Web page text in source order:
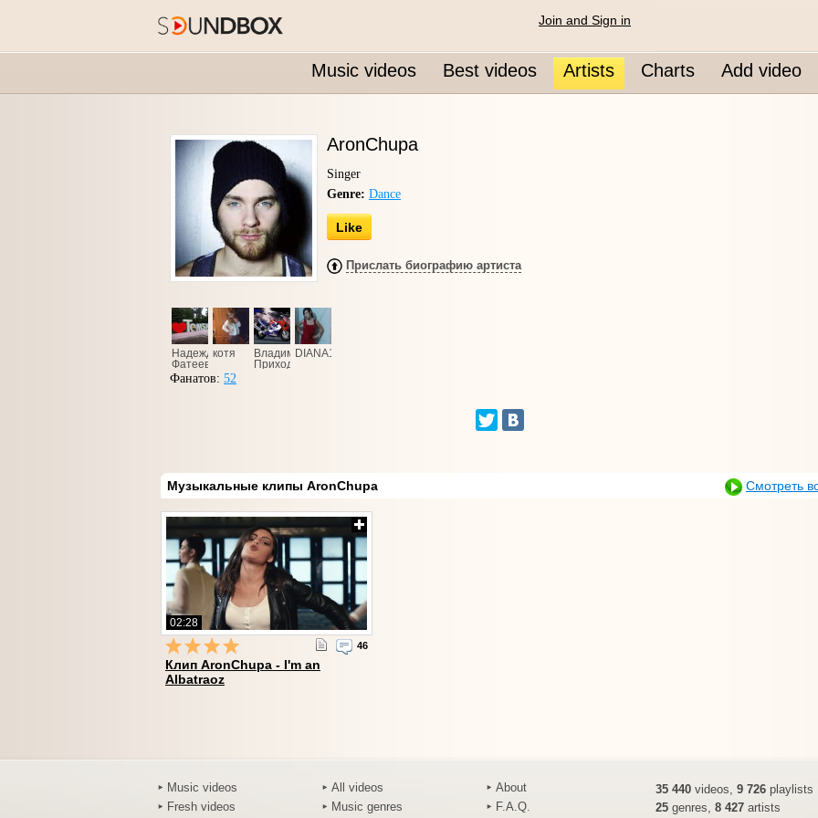
Join and Sign in
Music videos Best videos Artists Charts Add video
AronChupa
Singer
Genre: Dance
Like
Прислать биографию артиста
Надежда
Фатеева
котя
Владимир
Приходько
DIANA15
Фанатов: 52
Смотреть
Музыкальные клипы AronChupa
02:28
46
Клип AronChupa - I'm an
Albatraoz
Music videos
Fresh videos
All videos
Music genres
About
F.A.Q.
35 440 videos, 9 726 playlists
25 genres, 8 427 artists